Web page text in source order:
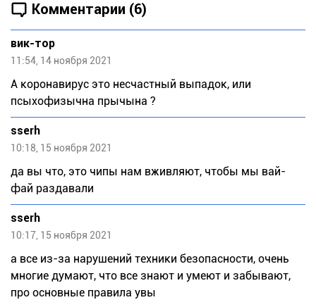
Комментарии (6)
вик-тор
11:54, 14 ноября 2021
А коронавирус это несчастный выпадок, или
псыхофизычна прычына ?
sserh
10:18, 15 ноября 2021
да вы что, это чипы нам вживляют, чтобы мы вай-
фай раздавали
sserh
10:17, 15 ноября 2021
а все из-за нарушений техники безопасности, очень
многие думают, что все знают и умеют и забывают,
про основные правила увы